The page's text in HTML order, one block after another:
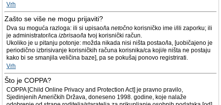
Vrh
Zašto se više ne mogu prijaviti?
Dva su moguća razloga: ili si upisao/la netočno korisničko ime i/ili zaporku; ili
je administrator/ica izbrisao/la tvoj korisnički račun.
Ukoliko je u pitanju potonje: možda nikada nisi ništa postao/la, [uobičajeno je
periodično izbrisivanje korisničkih računa korisnika/ca koji/e ništa ne postaju
kako bi se smanjila veličina baze], pa se pokušaj ponovo registrirati.
Vrh
Što je COPPA?
COPPA [Child Online Privacy and Protection Act] je pravno pravilo,
Sjedinjenih Američkih Država, doneseno 1998. godine, koje nalaže